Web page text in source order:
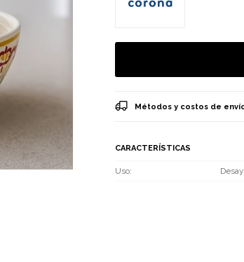
Métodos y costos de
CARACTERÍSTICAS
Uso